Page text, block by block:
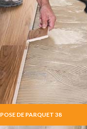
POSE DE PARQUET 38